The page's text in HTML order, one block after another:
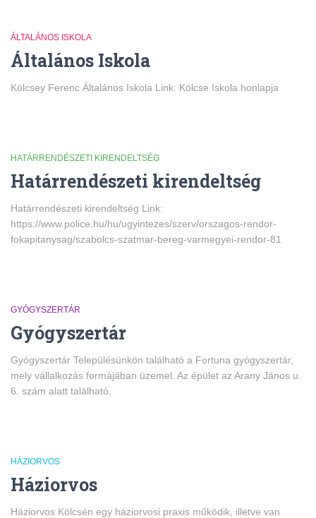
ÁLTALÁNOS ISKOLA
Általános Iskola
Kölcsey Ferenc Általános Iskola Link: Kölcse Iskola honlapja
HATÁRRENDÉSZETI KIRENDELTSÉG
Határrendészeti kirendeltség
Határrendészeti kirendeltség Link:
https://www.police.hu/hu/ugyintezes/szerv/orszagos-rendor-
fokapitanysag/szabolcs-szatmar-bereg-varmegyei-rendor-81
GYÓGYSZERTÁR
Gyógyszertár
Gyógyszertár Településünkön található a Fortuna gyógyszertár,
mely vállalkozás formájában üzemel. Az épület az Arany János u.
6. szám alatt található.
HÁZIORVOS
Háziorvos
Háziorvos Kölcsén egy háziorvosi praxis működik, illetve van